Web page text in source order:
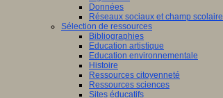
Données
Réseaux sociaux et champ scolaire
Sélection de ressources
Bibliographies
Education artistique
Education environnementale
Histoire
Ressources citoyenneté
Ressources sciences
Sites éducatifs